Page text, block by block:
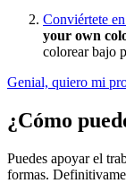
Conviértete
your own
colorear bajo
Genial, quiero mi
¿Cómo
Puedes apoyar el
formas.